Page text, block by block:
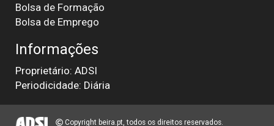
Bolsa de Formação
Bolsa de Emprego
Informações
Proprietário: ADSI
Periodicidade: Diária
Copyright beira.pt, todos os direitos reservados.